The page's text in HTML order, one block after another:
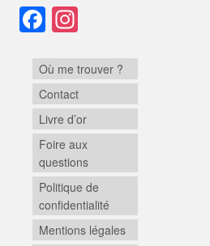
Facebook
Où me trouver ?
Contact
Livre d’or
Foire aux
questions
Politique de
confidentialité
Mentions légales